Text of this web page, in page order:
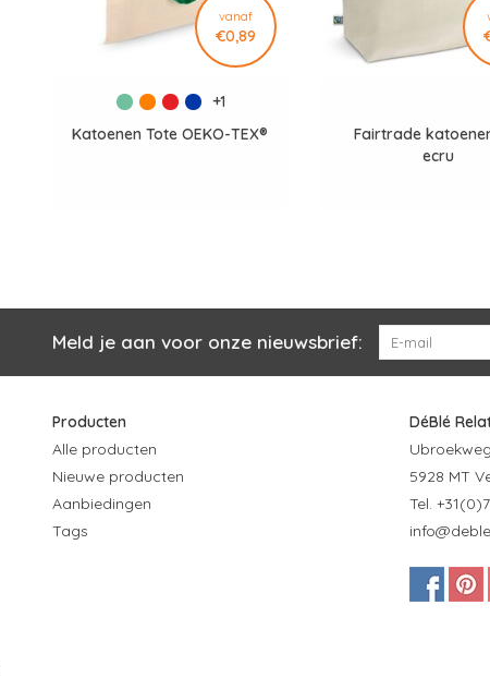
vanaf
€0,89
+1
Katoenen Tote OEKO-TEX®
Fairtrade
ecru
Meld je aan voor onze nieuwsbrief:
Producten
Alle producten
Nieuwe producten
Aanbiedingen
Tags
DéBlé
5928 MT
Tel.